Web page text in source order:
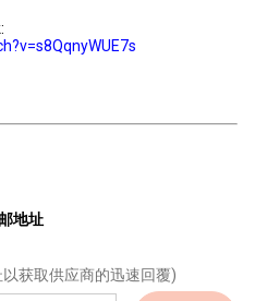
地址
获取供应商的迅速回覆)